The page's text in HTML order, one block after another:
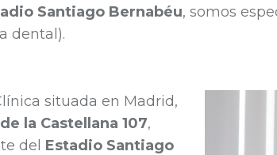
Santiago Bernabéu, somos
dental).
situada en Madrid,
la Castellana 107,
del Estadio Santiago